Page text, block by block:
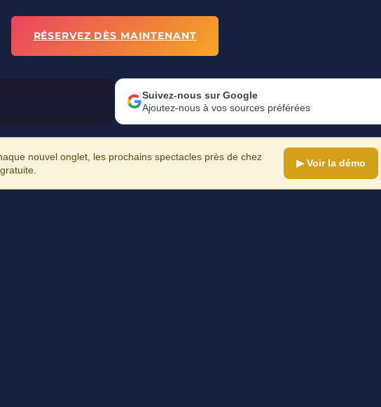
RÉSERVEZ DÈS MAINTENANT
Suivez-nous sur Google
Ajoutez-nous à vos sources préférées
nouvel onglet, les prochains spectacles près de chez
▶ Voir la démo